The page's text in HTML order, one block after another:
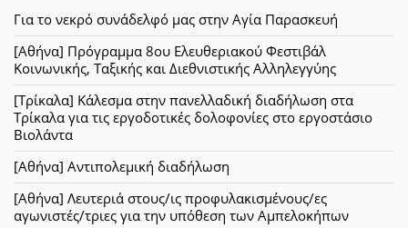
Για το νεκρό συνάδελφό μας στην Αγία Παρασκευή
[Αθήνα] Πρόγραμμα 8ου Ελευθεριακού Φεστιβάλ
Κοινωνικής, Ταξικής και Διεθνιστικής Αλληλεγγύης
[Τρίκαλα] Κάλεσμα στην πανελλαδική διαδήλωση στα
Τρίκαλα για τις εργοδοτικές δολοφονίες στο εργοστάσιο
Βιολάντα
[Αθήνα] Αντιπολεμική διαδήλωση
[Αθήνα] Λευτεριά στους/ις προφυλακισμένους/ες
αγωνιστές/τριες για την υπόθεση των Αμπελοκήπων